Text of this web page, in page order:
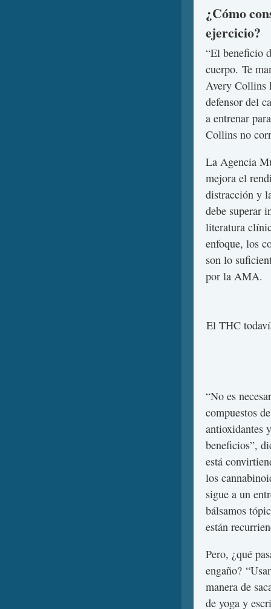
¿Cómo
ejercicio?
“El beneficio
cuerpo. Te
Avery Collins
defensor del
a entrenar
Collins no
La Agencia
mejora el
distracción y
debe superar
literatura
enfoque, los
son lo
por la AMA.
El THC
“No es
compuestos
antioxidantes
beneficios”,
está
los
sigue a un
bálsamos
están
Pero, ¿qué
engaño?
manera de
de yoga y